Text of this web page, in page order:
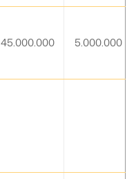
45.000.000 5.000.000